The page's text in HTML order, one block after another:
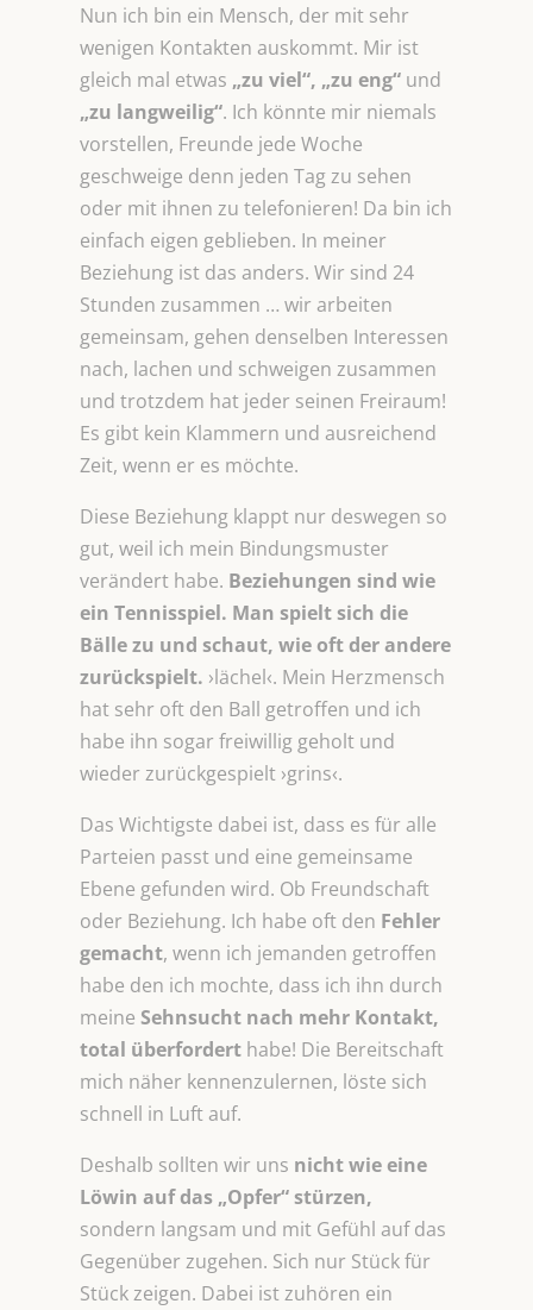
Nun ich bin ein Mensch, der mit sehr
wenigen Kontakten auskommt. Mir ist
gleich mal etwas „zu viel“, „zu eng“ und
„zu langweilig“. Ich könnte mir niemals
vorstellen, Freunde jede Woche
geschweige denn jeden Tag zu sehen
oder mit ihnen zu telefonieren! Da bin ich
einfach eigen geblieben. In meiner
Beziehung ist das anders. Wir sind 24
Stunden zusammen … wir arbeiten
gemeinsam, gehen denselben Interessen
nach, lachen und schweigen zusammen
und trotzdem hat jeder seinen Freiraum!
Es gibt kein Klammern und ausreichend
Zeit, wenn er es möchte.
Diese Beziehung klappt nur deswegen so
gut, weil ich mein Bindungsmuster
verändert habe. Beziehungen sind wie
ein Tennisspiel. Man spielt sich die
Bälle zu und schaut, wie oft der andere
zurückspielt. ›lächel‹. Mein Herzmensch
hat sehr oft den Ball getroffen und ich
habe ihn sogar freiwillig geholt und
wieder zurückgespielt ›grins‹.
Das Wichtigste dabei ist, dass es für alle
Parteien passt und eine gemeinsame
Ebene gefunden wird. Ob Freundschaft
oder Beziehung. Ich habe oft den Fehler
gemacht, wenn ich jemanden getroffen
habe den ich mochte, dass ich ihn durch
meineSehnsucht nach mehr Kontakt,
total überfordert habe! Die Bereitschaft
mich näher kennenzulernen, löste sich
schnell in Luft auf.
Deshalb sollten wir uns nicht wie eine
Löwin auf das „Opfer“ stürzen,
sondern langsam und mit Gefühl auf das
Gegenüber zugehen. Sich nur Stück für
Stück zeigen. Dabei ist zuhören ein